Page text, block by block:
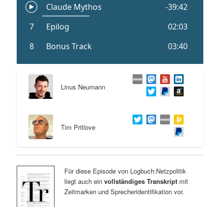
Linus Neumann
Tim Pritlove
Für diese Episode von Logbuch:Netzpolitik
liegt auch ein vollständiges Transkriptmit
Zeitmarken und Sprecheridentifikation vor.